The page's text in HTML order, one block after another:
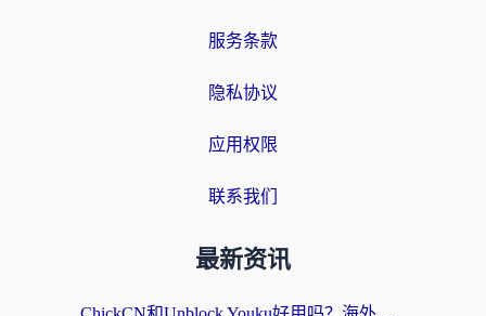
服务条款
隐私协议
应用权限
联系我们
最新资讯